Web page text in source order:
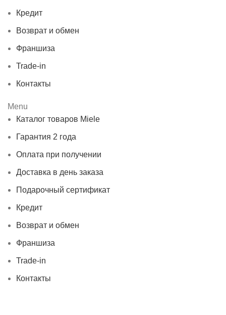
Кредит
Возврат и обмен
Франшиза
Trade-in
Контакты
Menu
Каталог товаров Miele
Гарантия 2 года
Оплата при получении
Доставка в день заказа
Подарочный сертификат
Кредит
Возврат и обмен
Франшиза
Trade-in
Контакты